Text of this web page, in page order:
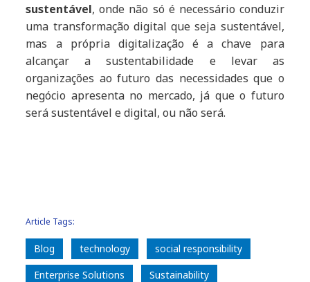
sustentável, onde não só é necessário conduzir
uma transformação digital que seja sustentável,
mas a própria digitalização é a chave para
alcançar a sustentabilidade e levar as
organizações ao futuro das necessidades que o
negócio apresenta no mercado, já que o futuro
será sustentável e digital, ou não será.
Article Tags:
Blog technology
social responsibility
Enterprise Solutions
Sustainability